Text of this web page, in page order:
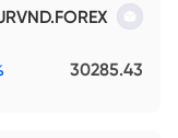
30285.43